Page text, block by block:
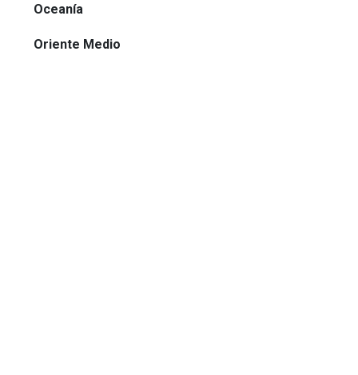
Oceanía
Oriente Medio